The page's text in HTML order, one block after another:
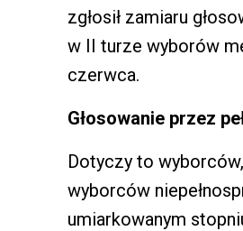
zgłosił zamiaru
w II turze wyborów
czerwca.
Głosowanie przez
Dotyczy to
wyborców
umiarkowanym